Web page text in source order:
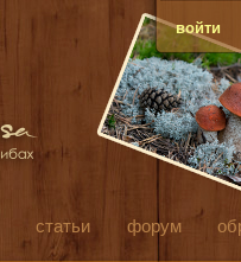
войти
статьи форум